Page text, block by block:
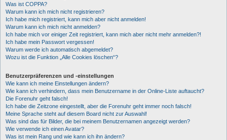
Was ist COPPA?
Warum kann ich mich nicht registrieren?
Ich habe mich registriert, kann mich aber nicht anmelden!
Warum kann ich mich nicht anmelden?
Ich habe mich vor einiger Zeit registriert, kann mich aber nicht mehr anmelden?!
Ich habe mein Passwort vergessen!
Warum werde ich automatisch abgemeldet?
Wozu ist die Funktion „Alle Cookies löschen“?
Benutzerpräferenzen und -einstellungen
Wie kann ich meine Einstellungen ändern?
Wie kann ich verhindern, dass mein Benutzername in der Online-Liste auftaucht?
Die Forenuhr geht falsch!
Ich habe die Zeitzone eingestellt, aber die Forenuhr geht immer noch falsch!
Meine Sprache steht auf diesem Board nicht zur Auswahl!
Was sind das für Bilder, die bei meinem Benutzernamen angezeigt werden?
Wie verwende ich einen Avatar?
Was ist mein Rang und wie kann ich ihn ändern?